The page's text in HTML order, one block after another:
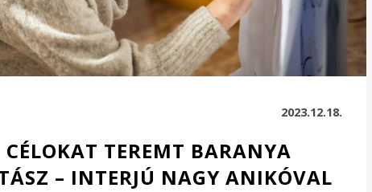
2023.12.18.
CÉLOKAT TEREMT BARANYA
– INTERJÚ NAGY ANIKÓVAL